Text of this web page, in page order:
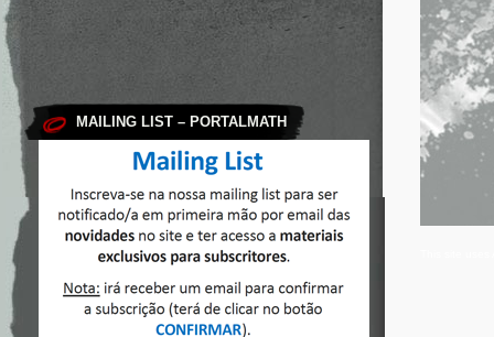
MAILING LIST – PORTALMATH